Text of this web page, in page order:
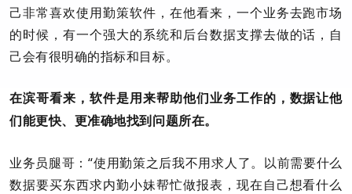
己非常喜欢使用勤策软件，在他看来，一个业务去跑市场
的时候，有一个强大的系统和后台数据支撑去做的话，自
己会有很明确的指标和目标。
在滨哥看来，软件是用来帮助他们业务工作的，数据让他
们能更快、更准确地找到问题所在。
业务员腿哥：“使用勤策之后我不用求人了。以前需要什么
数据要买东西求内勤小妹帮忙做报表，现在自己想看什么